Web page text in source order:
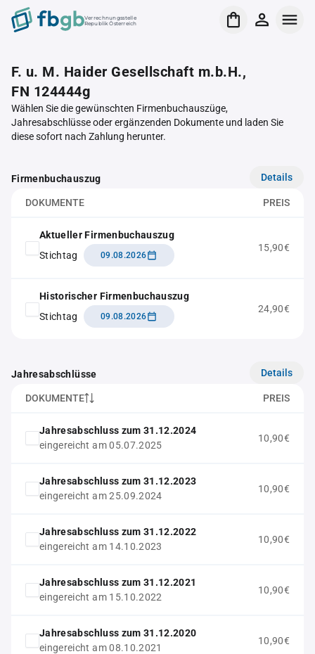
Verrechnungsstelle
Republik Österreich
F. u. M. Haider Gesellschaft m.b.H.,
FN 124444g
Wählen Sie die gewünschten Firmenbuchauszüge,
Jahresabschlüsse oder ergänzenden Dokumente und laden Sie
diese sofort nach Zahlung herunter.
Firmenbuchauszug Details
DOKUMENTE PREIS
Aktueller Firmenbuchauszug
Stichtag
09.08.2026
15,90€
Historischer Firmenbuchauszug
Stichtag
09.08.2026
24,90€
Jahresabschlüsse Details
DOKUMENTE PREIS
Jahresabschluss zum 31.12.2024
eingereicht am 05.07.2025
10,90€
Jahresabschluss zum 31.12.2023
eingereicht am 25.09.2024
10,90€
Jahresabschluss zum 31.12.2022
eingereicht am 14.10.2023
10,90€
Jahresabschluss zum 31.12.2021
eingereicht am 15.10.2022
10,90€
Jahresabschluss zum 31.12.2020
eingereicht am 08.10.2021
10,90€